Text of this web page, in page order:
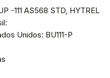
-111 AS568 STD, HYTREL
Unidos: BU111-P